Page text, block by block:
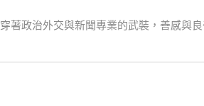
著政治外交與新聞專業的武裝，善感與